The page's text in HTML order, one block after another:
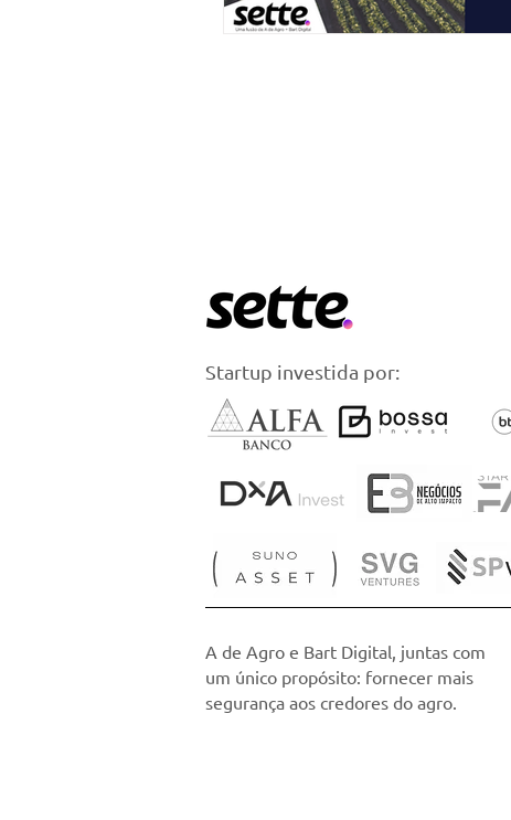
Startup investida por:
A de Agro e Bart Digital, juntas com
um único propósito: fornecer mais
segurança aos credores do agro.